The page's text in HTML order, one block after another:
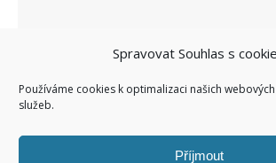
Spravovat Souhlas s
Používáme cookies k optimalizaci našich
služeb.
Příjmout
SOCIÁLNÍ SÍTĚ